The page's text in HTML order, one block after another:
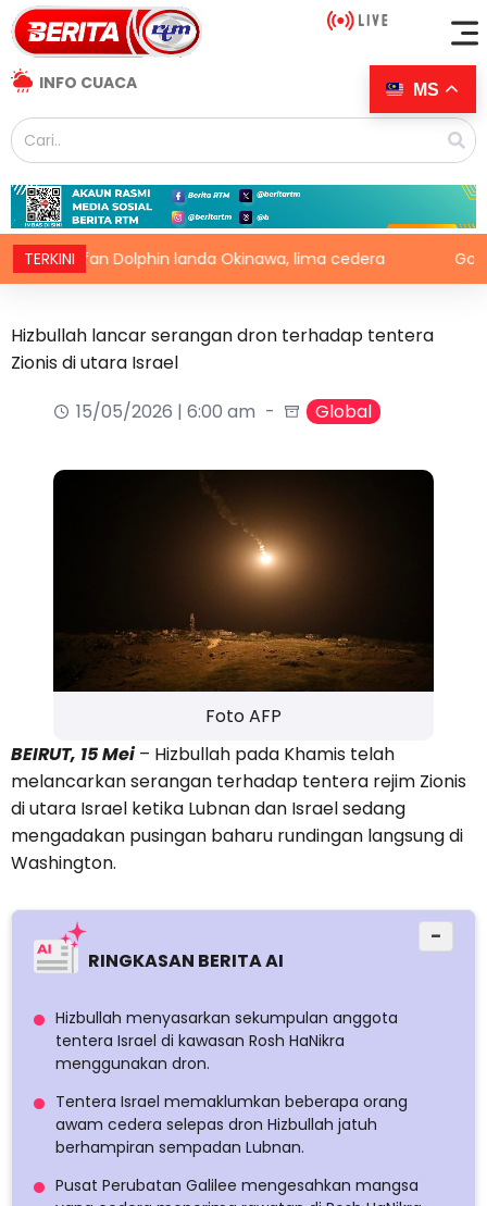
INFO CUACA
TERKINIDolphin landa Okinawa, lima cedera
Hizbullah lancar serangan dron terhadap tentera
Zionis di utara Israel
15/05/2026 | 6:00 am
Global
Foto AFP
BEIRUT, 15 Mei– Hizbullah pada Khamis telah
melancarkan serangan terhadap tentera rejim Zionis
di utara Israel ketika Lubnan dan Israel sedang
mengadakan pusingan baharu rundingan langsung di
Washington.
RINGKASAN BERITA AI
−
Hizbullah menyasarkan sekumpulan anggota
tentera Israel di kawasan Rosh HaNikra
menggunakan dron.
Tentera Israel memaklumkan beberapa orang
awam cedera selepas dron Hizbullah jatuh
berhampiran sempadan Lubnan.
Pusat Perubatan Galilee mengesahkan mangsa
MS